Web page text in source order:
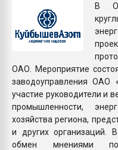
В
ОАО. Мероприятие
заводоуправления ОАО
участие руководители и
промышленности,
хозяйства региона,
и других организаций.
обмен мнениями